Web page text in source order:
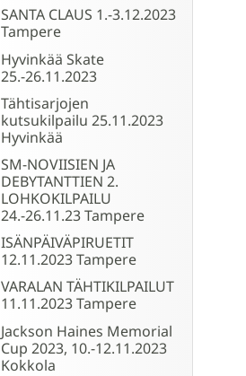
SANTA CLAUS 1.-3.12.2023
Tampere
Hyvinkää Skate
25.-26.11.2023
Tähtisarjojen
kutsukilpailu 25.11.2023
Hyvinkää
SM-NOVIISIEN JA
DEBYTANTTIEN 2.
LOHKOKILPAILU
24.-26.11.23 Tampere
ISÄNPÄIVÄPIRUETIT
12.11.2023 Tampere
VARALAN TÄHTIKILPAILUT
11.11.2023 Tampere
Jackson Haines Memorial
Cup 2023, 10.-12.11.2023
Kokkola